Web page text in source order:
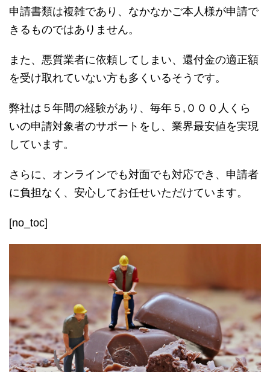
申請書類は複雑であり、なかなかご本人様が申請で
きるものではありません。
また、悪質業者に依頼してしまい、還付金の適正額
を受け取れていない方も多くいるそうです。
弊社は５年間の経験があり、毎年５,０００人くら
いの申請対象者のサポートをし、業界最安値を実現
しています。
さらに、オンラインでも対面でも対応でき、申請者
に負担なく、安心してお任せいただけています。
[no_toc]